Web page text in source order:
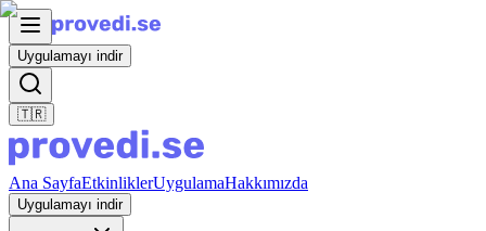
Uygulamayı indir
🇹🇷
Ana SayfaEtkinliklerUygulamaHakkımızda
Uygulamayı indir